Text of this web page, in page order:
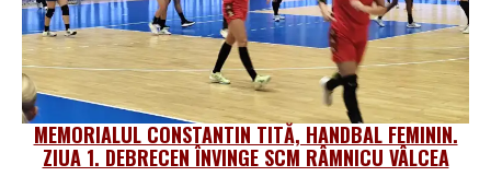
MEMORIALUL CONSTANTIN TITĂ, HANDBAL FEMININ.
ZIUA 1. DEBRECEN ÎNVINGE SCM RÂMNICU VÂLCEA